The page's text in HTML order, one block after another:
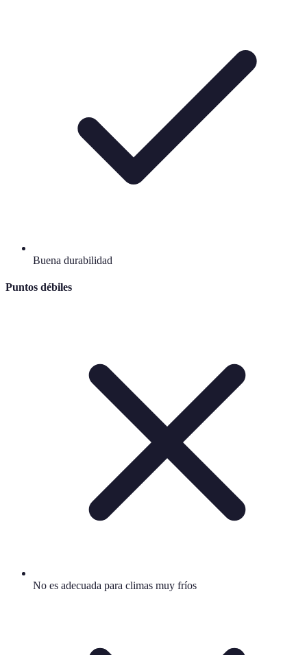
Buena durabilidad
Puntos débiles
No es adecuada para climas muy fríos